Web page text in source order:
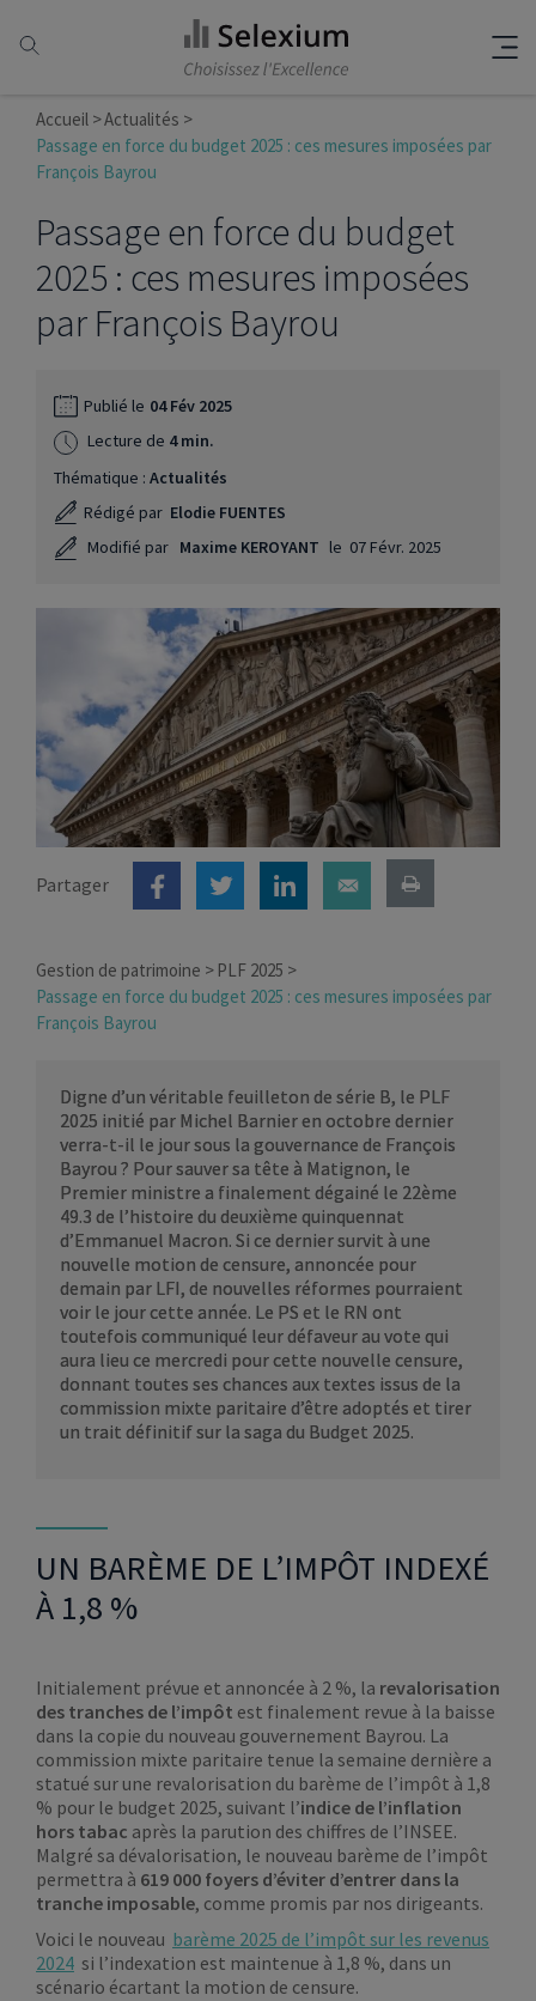
Accueil
Actualités
Passage en force du budget 2025 : ces mesures imposées par
François Bayrou
Passage en force du budget
2025 : ces mesures imposées
par François Bayrou
Publié le 04 Fév 2025
Lecture de 4 min.
Thématique : Actualités
Rédigé par Elodie FUENTES
Modifié par Maxime KEROYANT le 07 Févr. 2025
Partager
Gestion de patrimoine
PLF 2025
Passage en force du budget 2025 : ces mesures imposées par
François Bayrou
Digne d’un véritable feuilleton de série B, le PLF
2025 initié par Michel Barnier en octobre dernier
verra-t-il le jour sous la gouvernance de François
Bayrou ? Pour sauver sa tête à Matignon, le
Premier ministre a finalement dégainé le 22ème
49.3 de l’histoire du deuxième quinquennat
d’Emmanuel Macron. Si ce dernier survit à une
nouvelle motion de censure, annoncée pour
demain par LFI, de nouvelles réformes pourraient
voir le jour cette année. Le PS et le RN ont
toutefois communiqué leur défaveur au vote qui
aura lieu ce mercredi pour cette nouvelle censure,
donnant toutes ses chances aux textes issus de la
commission mixte paritaire d’être adoptés et tirer
un trait définitif sur la saga du Budget 2025.
UN BARÈME DE L’IMPÔT INDEXÉ
À 1,8 %
Initialement prévue et annoncée à 2 %, la revalorisation
des tranches de l’impôt est finalement revue à la baisse
dans la copie du nouveau gouvernement Bayrou. La
commission mixte paritaire tenue la semaine dernière a
statué sur une revalorisation du barème de l’impôt à 1,8
% pour le budget 2025, suivant l’indice de l’inflation
hors tabac après la parution des chiffres de l’INSEE.
Malgré sa dévalorisation, le nouveau barème de l’impôt
permettra à 619 000 foyers d’éviter d’entrer dans la
tranche imposable, comme promis par nos dirigeants.
Voici le nouveau barème 2025 de l’impôt sur les revenus
2024 si l’indexation est maintenue à 1,8 %, dans un
scénario écartant la motion de censure.